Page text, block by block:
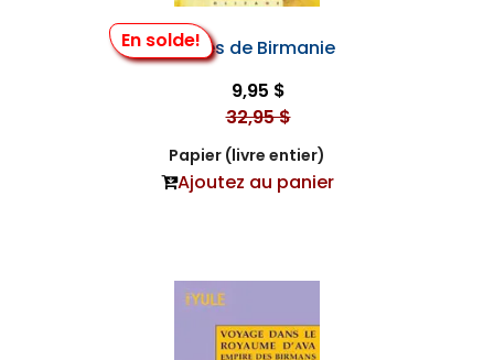
En solde!Contes de Birmanie
9,95 $
32,95 $
Papier (livre entier)
Ajoutez au panier